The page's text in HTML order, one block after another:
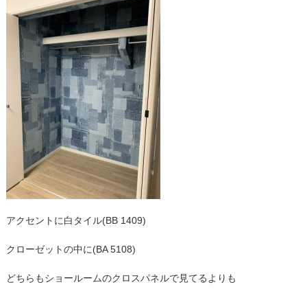
アクセントに白タイル(BB 1409)
クローゼットの中に(BA 5108)
どちらもショールームのクロスパネルで見てるよりも